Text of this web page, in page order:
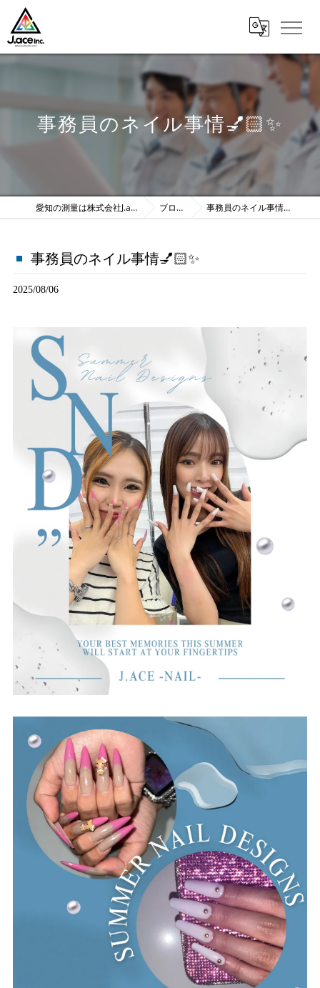
事務員のネイル事情💅🏻✨️
愛知の測量は株式会社J.ace ブログ 事務員のネイル事情💅🏻✨️
事務員のネイル事情💅🏻✨️
2025/08/06